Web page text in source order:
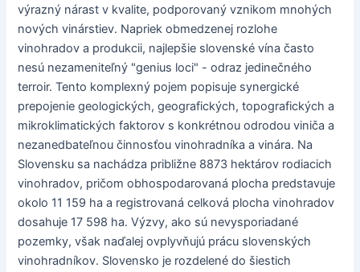
výrazný nárast v kvalite, podporovaný vznikom mnohých
nových vinárstiev. Napriek obmedzenej rozlohe
vinohradov a produkcii, najlepšie slovenské vína často
nesú nezameniteľný "genius loci" - odraz jedinečného
terroir. Tento komplexný pojem popisuje synergické
prepojenie geologických, geografických, topografických a
mikroklimatických faktorov s konkrétnou odrodou viniča a
nezanedbateľnou činnosťou vinohradníka a vinára. Na
Slovensku sa nachádza približne 8873 hektárov rodiacich
vinohradov, pričom obhospodarovaná plocha predstavuje
okolo 11 159 ha a registrovaná celková plocha vinohradov
dosahuje 17 598 ha. Výzvy, ako sú nevysporiadané
pozemky, však naďalej ovplyvňujú prácu slovenských
vinohradníkov. Slovensko je rozdelené do šiestich